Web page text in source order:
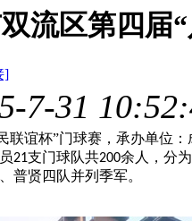
流区第四届
]
7-31
联谊杯”门球赛，承办单位
21支门球队共200余人，分为
普贤四队并列季军。